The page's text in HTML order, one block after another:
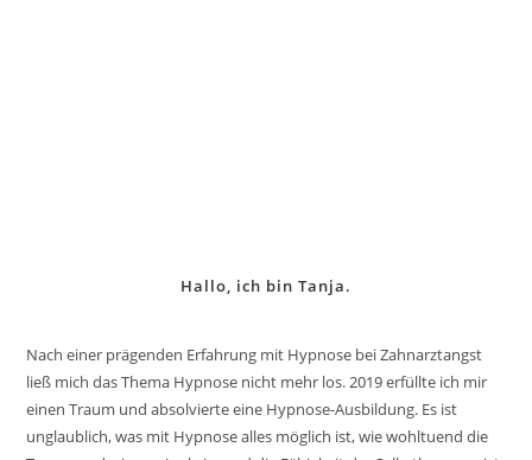
Hallo, ich bin Tanja.
Nach einer prägenden Erfahrung mit Hypnose bei Zahnarztangst
ließ mich das Thema Hypnose nicht mehr los. 2019 erfüllte ich mir
einen Traum und absolvierte eine Hypnose-Ausbildung. Es ist
unglaublich, was mit Hypnose alles möglich ist, wie wohltuend die